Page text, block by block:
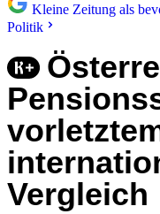
Kleine Zeitung als
Politik
Vergleich